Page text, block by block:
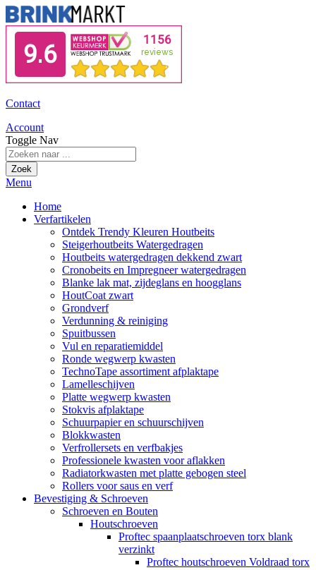
Contact
Account
Toggle Nav
Zoek
Menu
Home
Verfartikelen
Ontdek Trendy Kleuren Houtbeits
Steigerhoutbeits Watergedragen
Houtbeits watergedragen dekkend zwart
Cronobeits en Impregneer watergedragen
Blanke lak mat, zijdeglans en hoogglans
HoutCoat zwart
Grondverf
Verdunning & reiniging
Spuitbussen
Vul en reparatiemiddel
Ronde wegwerp kwasten
TechnoTape assortiment afplaktape
Lamelleschijven
Platte wegwerp kwasten
Stokvis afplaktape
Schuurpapier en schuurschijven
Blokkwasten
Verfrollersets en verfbakjes
Professionele kwasten voor aflakken
Radiatorkwasten met platte gebogen steel
Rollers voor saus en verf
Bevestiging & Schroeven
Schroeven en Bouten
Houtschroeven
Proftec spaanplaatschroeven torx blank
verzinkt
Proftec houtschroeven Voldraad torx